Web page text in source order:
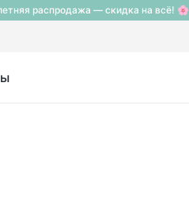
распродажа — скидка на всё! 🌸